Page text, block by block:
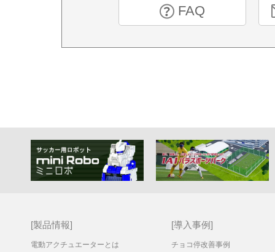
FAQ
製品情報
電動アクチュエーターとは
導入事例
チョコ停改善事例